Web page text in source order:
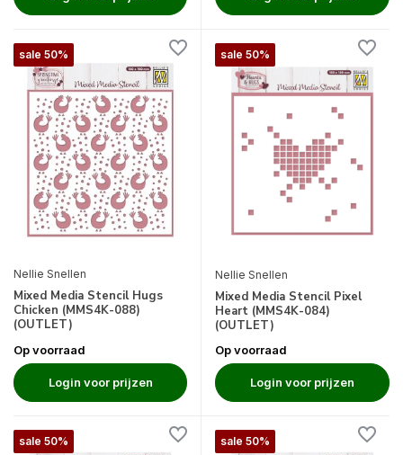
sale 50%
Nellie Snellen
Mixed Media Stencil Hugs
Chicken (MMS4K-088)
(OUTLET)
Op voorraad
Login voor prijzen
sale 50%
Nellie Snellen
Mixed Media Stencil Pixel
Heart (MMS4K-084)
(OUTLET)
Op voorraad
Login voor prijzen
sale 50% sale 50%